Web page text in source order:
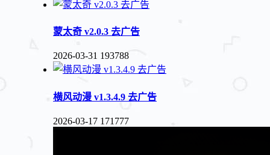
蒙太奇 v2.0.3 去广告
2026-03-31 193788
横风动漫 v1.3.4.9 去广告
2026-03-17 171777